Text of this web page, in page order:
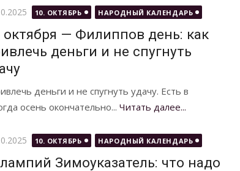
10. ОКТЯБРЬ НАРОДНЫЙ КАЛЕНДАРЬ
октября — Филиппов день: как
деньги и не спугнуть
деньги и не спугнуть удачу. Есть в
осень окончательно... Читать далее...
10. ОКТЯБРЬ НАРОДНЫЙ КАЛЕНДАРЬ
Зимоуказатель: что надо